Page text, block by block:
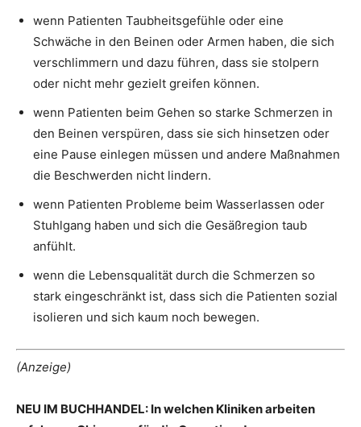
wenn Patienten Taubheitsgefühle oder eine
Schwäche in den Beinen oder Armen haben, die sich
verschlimmern und dazu führen, dass sie stolpern
oder nicht mehr gezielt greifen können.
wenn Patienten beim Gehen so starke Schmerzen in
den Beinen verspüren, dass sie sich hinsetzen oder
eine Pause einlegen müssen und andere Maßnahmen
die Beschwerden nicht lindern.
wenn Patienten Probleme beim Wasserlassen oder
Stuhlgang haben und sich die Gesäßregion taub
anfühlt.
wenn die Lebensqualität durch die Schmerzen so
stark eingeschränkt ist, dass sich die Patienten sozial
isolieren und sich kaum noch bewegen.
(Anzeige)
NEU IM BUCHHANDEL: In welchen Kliniken arbeiten